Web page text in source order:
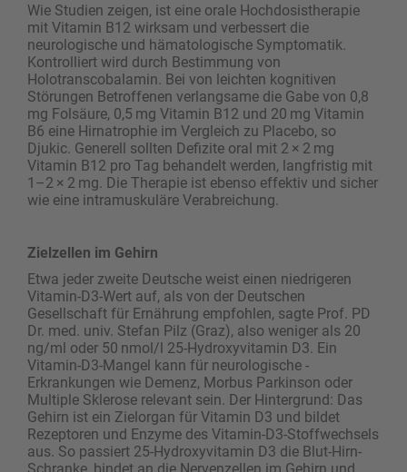
Wie Studien zeigen, ist eine orale Hochdosistherapie
mit Vitamin B12 wirksam und verbessert die
neurologische und hämatologische Symptomatik.
Kontrolliert wird durch Bestimmung von
Holotranscobalamin. Bei von leichten kognitiven
Störungen Betroffenen verlangsame die Gabe von 0,8
mg Folsäure, 0,5 mg Vitamin B12 und 20 mg Vitamin
B6 eine Hirnatrophie im Vergleich zu Placebo, so
Djukic. Generell sollten Defizite oral mit 2 × 2 mg
Vitamin B12 pro Tag behandelt werden, langfristig mit
1–2 × 2 mg. Die Therapie ist ebenso effektiv und sicher
wie eine intramuskuläre Verabreichung.
Zielzellen im Gehirn
Etwa jeder zweite Deutsche weist einen niedrigeren
Vitamin-D3-Wert auf, als von der Deutschen
Gesellschaft für Ernährung empfohlen, sagte Prof. PD
Dr. med. univ. Stefan Pilz (Graz), also weniger als 20
ng/ml oder 50 nmol/l 25-Hydroxyvitamin D3. Ein
Vitamin-D3-Mangel kann für neurologische ­
Erkrankungen wie Demenz, Morbus Parkinson oder
Multiple Sklerose relevant sein. Der Hintergrund: Das
Gehirn ist ein Zielorgan für Vitamin D3 und ­bildet
Rezeptoren und Enzyme des Vitamin-D3-Stoffwechsels
aus. So passiert 25-Hydroxyvitamin D3 die Blut-Hirn-